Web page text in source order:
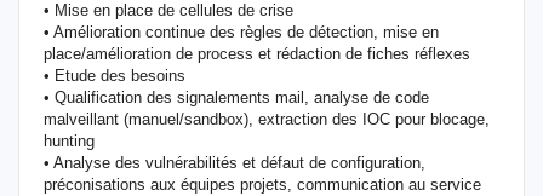
• Mise en place de cellules de crise
• Amélioration continue des règles de détection, mise en
place/amélioration de process et rédaction de fiches réflexes
• Etude des besoins
• Qualification des signalements mail, analyse de code
malveillant (manuel/sandbox), extraction des IOC pour blocage,
hunting
• Analyse des vulnérabilités et défaut de configuration,
préconisations aux équipes projets, communication au service